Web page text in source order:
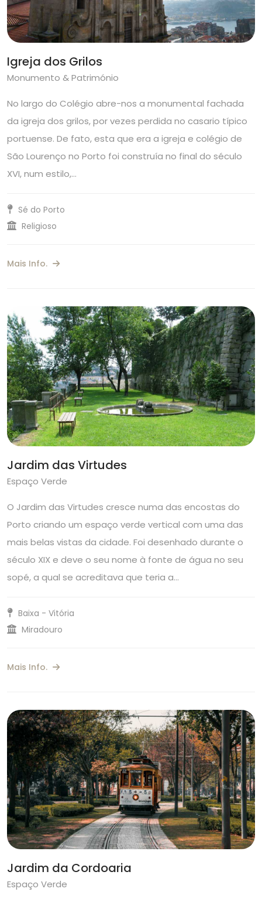
Igreja dos Grilos
Monumento & Património
No largo do Colégio abre-nos a monumental fachada
da igreja dos grilos, por vezes perdida no casario típico
portuense. De fato, esta que era a igreja e colégio de
São Lourenço no Porto foi construía no final do século
XVI, num estilo,…
Sé do Porto
Religioso
Mais Info.
Jardim das Virtudes
Espaço Verde
O Jardim das Virtudes cresce numa das encostas do
Porto criando um espaço verde vertical com uma das
mais belas vistas da cidade. Foi desenhado durante o
século XIX e deve o seu nome à fonte de água no seu
sopé, a qual se acreditava que teria a…
Baixa - Vitória
Miradouro
Mais Info.
Jardim da Cordoaria
Espaço Verde